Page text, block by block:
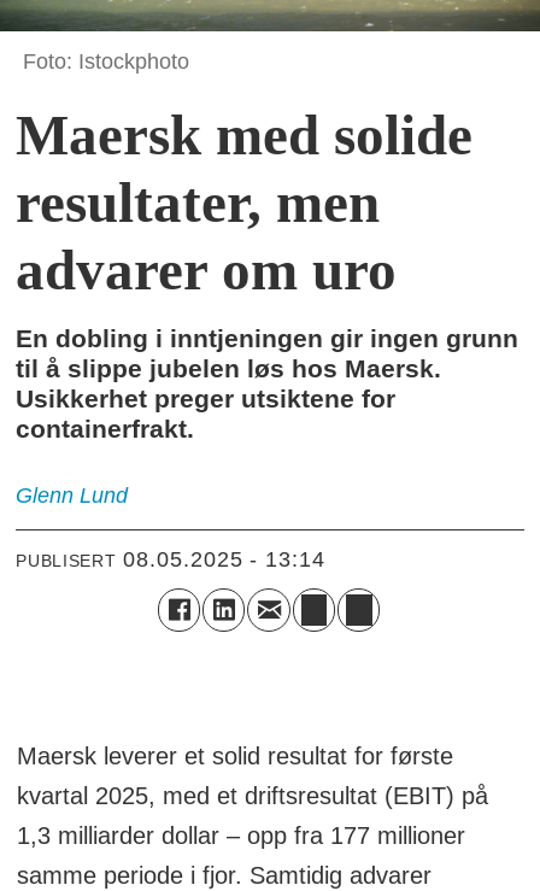
Foto: Istockphoto
Maersk med solide
resultater, men
advarer om uro
En dobling i inntjeningen gir ingen grunn
til å slippe jubelen løs hos Maersk.
Usikkerhet preger utsiktene for
containerfrakt.
Glenn Lund
PUBLISERT 08.05.2025 - 13:14
Maersk leverer et solid resultat for første
kvartal 2025, med et driftsresultat (EBIT) på
1,3 milliarder dollar – opp fra 177 millioner
samme periode i fjor. Samtidig advarer